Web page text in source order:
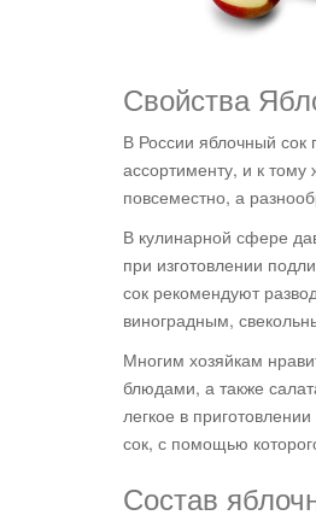
Свойства
В России яблочный сок
ассортименту, и к тому
повсеместно, а
В кулинарной сфере
при изготовлении
сок рекомендуют
виноградным,
Многим хозяйкам
блюдами, а также
легкое в
сок, с помощью
Состав